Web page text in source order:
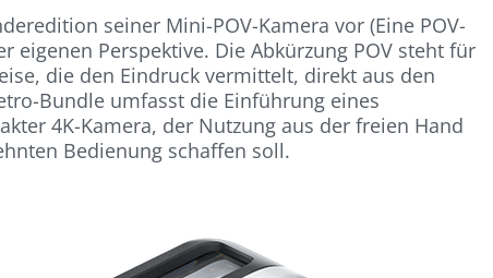
seiner Mini-POV-Kamera vor (Eine POV-
eigenen Perspektive. Die Abkürzung POV steht für
die den Eindruck vermittelt, direkt aus den
Bundle umfasst die Einführung eines
4K-Kamera, der Nutzung aus der freien Hand
Bedienung schaffen soll.